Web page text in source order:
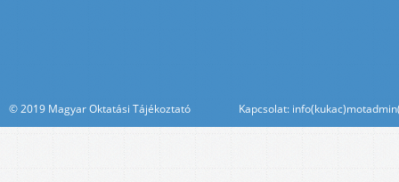
© 2019 Magyar Oktatási Tájékoztató Kapcsolat: